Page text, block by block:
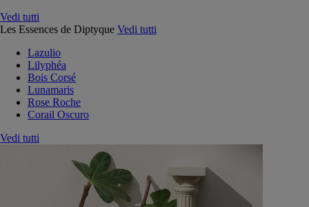
Vedi tutti
Les Essences de Diptyque Vedi tutti
Lazulio
Lilyphéa
Bois Corsé
Lunamaris
Rose Roche
Corail Oscuro
Vedi tutti